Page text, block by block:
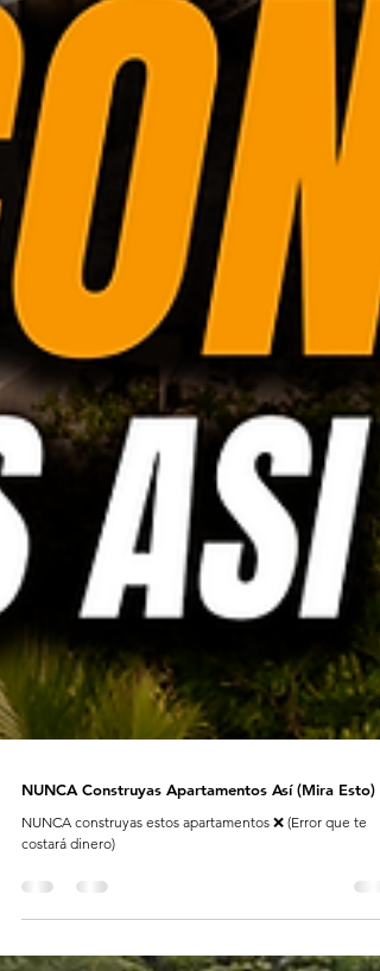
NUNCA Construyas Apartamentos Así (Mira Esto)